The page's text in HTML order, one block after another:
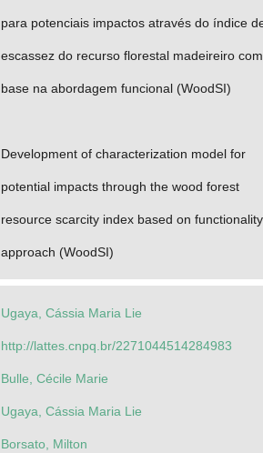
para potenciais impactos através do índice
escassez do recurso florestal madeireiro com
base na abordagem funcional (WoodSI)
Development of characterization model for
potential impacts through the wood forest
resource scarcity index based on functionality
approach (WoodSI)
Ugaya, Cássia Maria Lie
http://lattes.cnpq.br/2271044514284983
Bulle, Cécile Marie
Ugaya, Cássia Maria Lie
Borsato, Milton